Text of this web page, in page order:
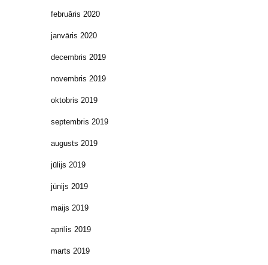
februāris 2020
janvāris 2020
decembris 2019
novembris 2019
oktobris 2019
septembris 2019
augusts 2019
jūlijs 2019
jūnijs 2019
maijs 2019
aprīlis 2019
marts 2019